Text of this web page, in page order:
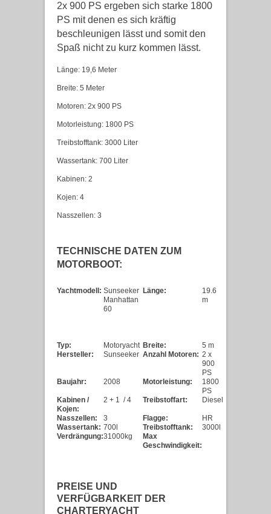
2x 900 PS ergeben sich starke 1800
PS mit denen es sich kräftig
beschleunigen lässt und somit den
Spaß nicht zu kurz kommen lässt.
Länge: 19,6 Meter
Breite: 5 Meter
Motoren: 2x 900 PS
Motorleistung: 1800 PS
Treibstofftank: 3000 Liter
Wassertank: 700 Liter
Kabinen: 2
Kojen: 4
Nasszellen: 3
TECHNISCHE DATEN ZUM
MOTORBOOT:
Yachtmodell: Sunseeker
Manhattan
60
Länge:
19.6
m
Typ: Motoryacht Breite:
5 m
Hersteller:
Sunseeker Anzahl Motoren: 2 x
900
PS
Baujahr:
2008 Motorleistung:
1800
PS
Kabinen /
Kojen:
2 + 1 / 4 Treibstoffart: Diesel
Nasszellen: 3 Flagge:
HR
Wassertank: 700l Treibstofftank:
3000l
Verdrängung:31000kg
Max
Geschwindigkeit:
PREISE UND
VERFÜGBARKEIT DER
CHARTERYACHT